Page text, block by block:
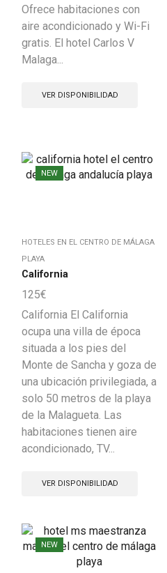
Ofrece habitaciones con
aire acondicionado y Wi-Fi
gratis. El hotel Carlos V
Malaga...
VER DISPONIBILIDAD
NEW
HOTELES EN EL CENTRO DE MÁLAGA
PLAYA
California
125€
California El California
ocupa una villa de época
situada a los pies del
Monte de Sancha y goza de
una ubicación privilegiada, a
solo 50 metros de la playa
de la Malagueta. Las
habitaciones tienen aire
acondicionado, TV...
VER DISPONIBILIDAD
NEW